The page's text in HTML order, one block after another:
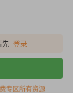
登录
专区所有资源